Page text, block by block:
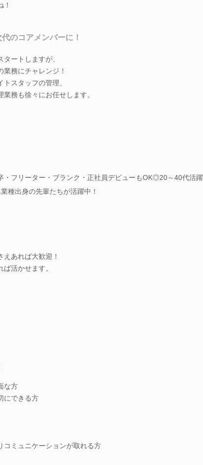
のコアメンバーに！
ートしますが、
務にチャレンジ！
スタッフの管理、
務も徐々にお任せします。
・フリーター・ブランク・正社員デビューもOK◎20～40代活躍
出身の先輩たちが活躍中！
えあれば大歓迎！
活かせます。
な方
にできる方
ミュニケーションが取れる方